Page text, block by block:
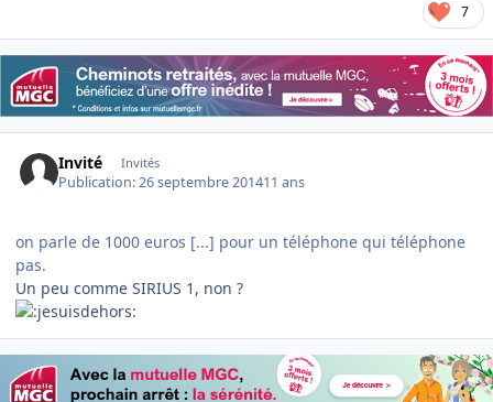
7
Invité Invités
Publication:26 septembre 201411 ans
on parle de 1000 euros [...] pour un téléphone qui téléphone
pas.
Un peu comme SIRIUS 1, non ?